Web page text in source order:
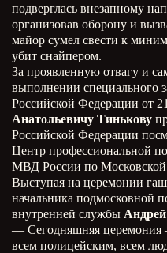
подверглась внезапному
организовав оборону и
майор сумел свести к
убит снайпером.
За проявленную отвагу и
выполнении специального
Российской Федерации от
Анатольевичу Тинькову
Российской Федерации
Центр профессиональной
МВД России по Московской
Выступая на церемонии
начальника подмосковной
внутренней службы
— Сегодняшняя церемония
всем полицейским, всем